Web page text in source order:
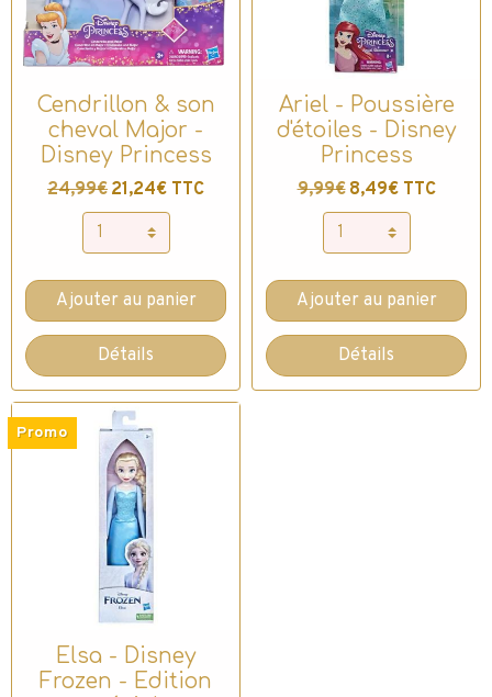
Cendrillon & son
cheval Major -
Disney Princess
24,99€ 21,24€ TTC
Ajouter au panier
Détails
Ariel - Poussière
d'étoiles - Disney
Princess
9,99€ 8,49€ TTC
Ajouter au panier
Détails
Promo
Elsa - Disney
Frozen - Edition